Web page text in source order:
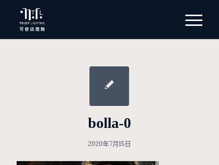
bolla-0
2020年7月15日